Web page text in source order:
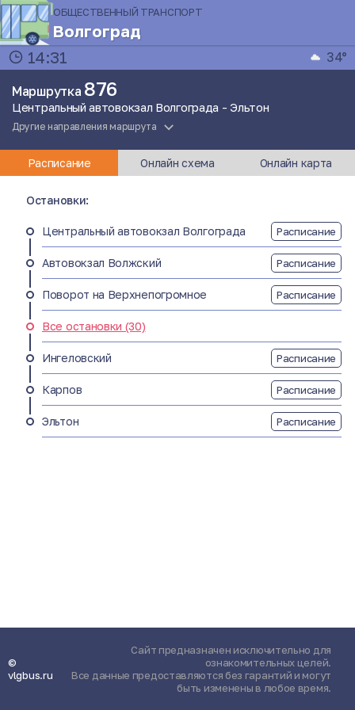
ОБЩЕСТВЕННЫЙ ТРАНСПОРТ
Волгоград
14:31
34°
Маршрутка 876
Центральный автовокзал Волгограда - Эльтон
Другие направления маршрута
Расписание Онлайн схема Онлайн карта
Остановки:
Центральный автовокзал Волгограда Расписание
Автовокзал Волжский Расписание
Поворот на Верхнепогромное Расписание
Все остановки (30)
Ингеловский Расписание
Карпов Расписание
Эльтон Расписание
©
vlgbus.ru
Сайт предназначен исключительно для
ознакомительных целей.
Все данные предоставляются без гарантий и могут
быть изменены в любое время.